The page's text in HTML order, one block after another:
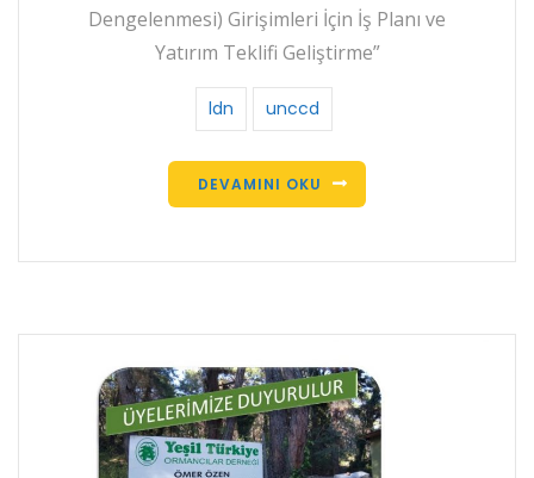
Dengelenmesi) Girişimleri İçin İş Planı ve
Yatırım Teklifi Geliştirme”
ldn unccd
DEVAMINI OKU